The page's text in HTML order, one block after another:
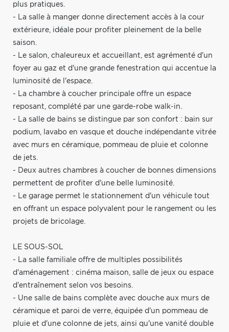
plus pratiques.
- La salle à manger donne directement accès à la cour
extérieure, idéale pour profiter pleinement de la belle
saison.
- Le salon, chaleureux et accueillant, est agrémenté d'un
foyer au gaz et d'une grande fenestration qui accentue la
luminosité de l'espace.
- La chambre à coucher principale offre un espace
reposant, complété par une garde-robe walk-in.
- La salle de bains se distingue par son confort : bain sur
podium, lavabo en vasque et douche indépendante vitrée
avec murs en céramique, pommeau de pluie et colonne
de jets.
- Deux autres chambres à coucher de bonnes dimensions
permettent de profiter d'une belle luminosité.
- Le garage permet le stationnement d'un véhicule tout
en offrant un espace polyvalent pour le rangement ou les
projets de bricolage.
LE SOUS-SOL
- La salle familiale offre de multiples possibilités
d'aménagement : cinéma maison, salle de jeux ou espace
d'entraînement selon vos besoins.
- Une salle de bains complète avec douche aux murs de
céramique et paroi de verre, équipée d'un pommeau de
pluie et d'une colonne de jets, ainsi qu'une vanité double